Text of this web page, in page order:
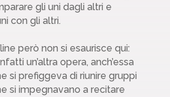
gli uni dagli altri e
con gli altri.
però non si esaurisce qui:
un’altra opera, anch’essa
si prefiggeva di riunire gruppi
si impegnavano a recitare